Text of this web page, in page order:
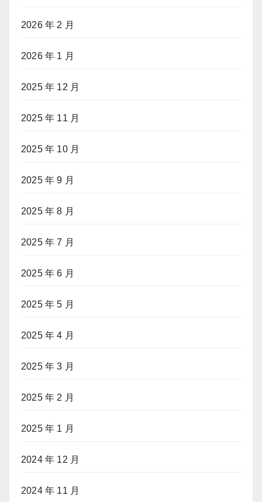
2026 年 2 月
2026 年 1 月
2025 年 12 月
2025 年 11 月
2025 年 10 月
2025 年 9 月
2025 年 8 月
2025 年 7 月
2025 年 6 月
2025 年 5 月
2025 年 4 月
2025 年 3 月
2025 年 2 月
2025 年 1 月
2024 年 12 月
2024 年 11 月